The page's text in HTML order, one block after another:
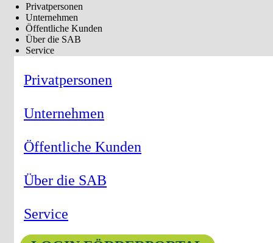
Privatpersonen
Unternehmen
Öffentliche Kunden
Über die SAB
Service
Privatpersonen
Unternehmen
Öffentliche Kunden
Über die SAB
Service